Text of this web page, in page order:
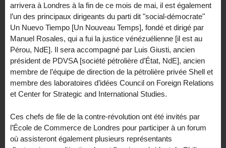
arrivera à Londres à la fin de ce mois de mai, il est également
l’un des principaux dirigeants du parti dit "social-démocrate"
Un Nuevo Tiempo [Un Nouveau Temps], fondé et dirigé par
Manuel Rosales, qui a fui la justice vénézuélienne [il est au
Pérou, NdE]. Il sera accompagné par Luis Giusti, ancien
président de PDVSA [société pétrolière d’État, NdE], ancien
membre de l’équipe de direction de la pétrolière privée Shell et
membre des laboratoires d’idées Council on Foreign Relations
et Center for Strategic and International Studies.
Ces chefs de file de la contre-révolution ont été invités par
l’École de Commerce de Londres pour participer à un forum
où assisteront également plusieurs représentants